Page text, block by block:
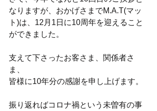
なりますが、おかげさまでM.A.T(マッ
ト)は、12月1日に10周年を迎えること
ができました。
支えて下さったお客さま、関係者さ
ま、
皆様に10年分の感謝を申し上げます。
振り返ればコロナ禍という未曽有の事